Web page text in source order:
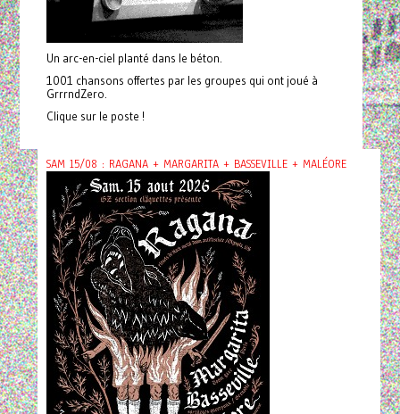
Un arc-en-ciel planté dans le béton.
1001 chansons offertes par les groupes qui ont joué à
GrrrndZero.
Clique sur le poste !
SAM 15/08 : RAGANA + MARGARITA + BASSEVILLE + MALÉORE